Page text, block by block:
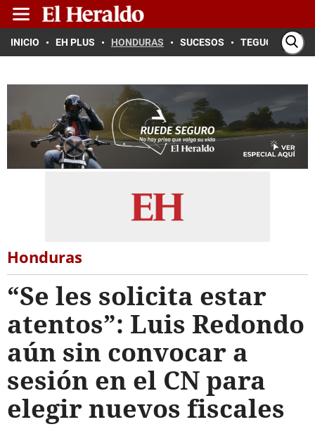
INICIO EH PLUS HONDURAS SUCESOS TEGUCIGALPA
Honduras
“Se les solicita estar
atentos”: Luis Redondo
aún sin convocar a
sesión en el CN para
elegir nuevos fiscales